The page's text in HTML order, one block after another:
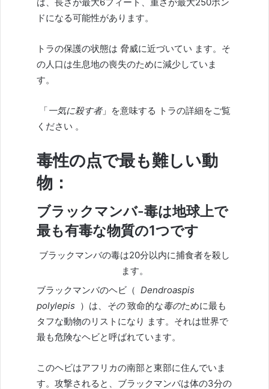
ドになる可能性があります。
トラの保護の状態は 脅威に近づいてい ます。そ
の人口は生息地の喪失のために減少していま
す。
「一気に殺す者」を意味する トラの詳細をご覧
ください 。
毒性の点で最も難しい動
物：
ブラックマンバ-毒は地球上で
最も有毒な物質の1つです
ブラックマンバの毒は20分以内に捕食者を殺し
ます。
ブラックマンバのヘビ（ Dendroaspis
polylepis ）は、 その致命的な毒のために最も
タフな動物のリストになり ます。それは世界で
最も危険なヘビと呼ばれています。
このヘビはアフリカの南部と東部に住んでいま
す。攻撃されると、ブラックマンバは体の3分の